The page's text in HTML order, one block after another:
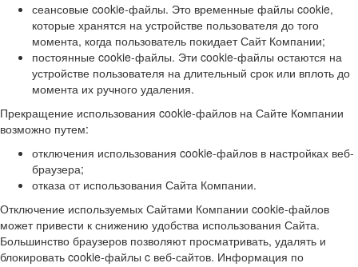
сеансовые cookie-файлы. Это временные файлы cookie,
которые хранятся на устройстве пользователя до того
момента, когда пользователь покидает Сайт Компании;
постоянные cookie-файлы. Эти cookie-файлы остаются на
устройстве пользователя на длительный срок или вплоть до
момента их ручного удаления.
Прекращение использования cookie-файлов на Сайте Компании
возможно путем:
отключения использования cookie-файлов в настройках веб-
браузера;
отказа от использования Сайта Компании.
Отключение используемых Сайтами Компании cookie-файлов
может привести к снижению удобства использования Сайта.
Большинство браузеров позволяют просматривать, удалять и
блокировать cookie-файлы c веб-сайтов. Информация по